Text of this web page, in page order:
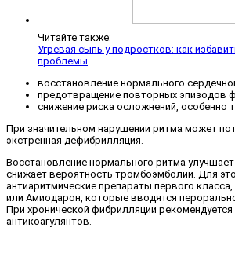
Читайте также:
Угревая сыпь у подростков: как
проблемы
восстановление нормального
предотвращение повторных эпизодов
снижение риска осложнений, особенно
При значительном нарушении ритма может
экстренная дефибрилляция.
Восстановление нормального ритма улучшает
снижает вероятность тромбоэмболий. Для
антиаритмические препараты первого
или Амиодарон, которые вводятся
При хронической фибрилляции
антикоагулянтов.